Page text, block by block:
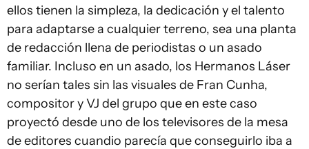
ellos tienen la simpleza, la dedicación y el talento
para adaptarse a cualquier terreno, sea una planta
de redacción llena de periodistas o un asado
familiar. Incluso en un asado, los Hermanos Láser
no serían tales sin las visuales de Fran Cunha,
compositor y VJ del grupo que en este caso
proyectó desde uno de los televisores de la mesa
de editores cuandio parecía que conseguirlo iba a